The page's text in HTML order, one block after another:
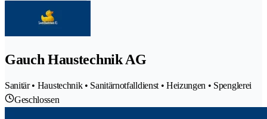
Gauch Haustechnik AG
Sanitär • Haustechnik • Sanitärnotfalldienst • Heizungen • Spenglerei
Geschlossen